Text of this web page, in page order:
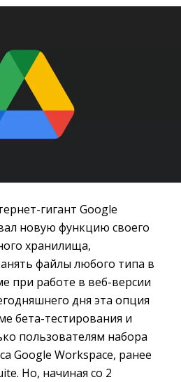
гигант Google
новую функцию своего
хранилища,
файлы любого типа в
при работе в веб-версии
дня эта опция
бета-тестирования и
пользователям набора
Google Workspace, ранее
Но, начиная со 2